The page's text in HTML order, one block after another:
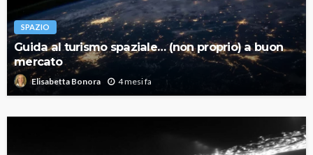
SPAZIO
Guida al turismo spaziale… (non proprio) a buon
mercato
Elisabetta Bonora 4 mesi fa